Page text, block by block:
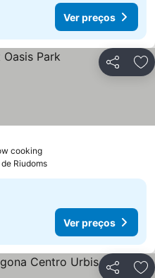
Ver preços
Partilhar
cookingVer preços
preços
de Riudoms
Ver preços
Partilhar